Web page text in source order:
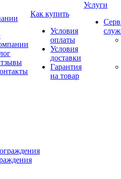
Как купить
Условия
оплаты
Условия
доставки
Гарантия
на товар
Услуги